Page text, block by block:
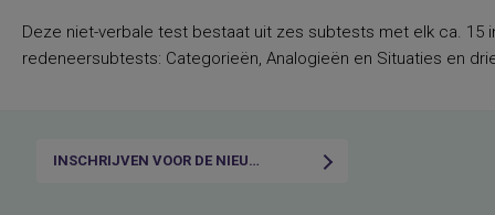
Deze niet-verbale test bestaat uit zes subtests met elk ca. 15
redeneersubtests: Categorieën, Analogieën en Situaties en
INSCHRIJVEN VOOR DE NIEUWSBRIEF